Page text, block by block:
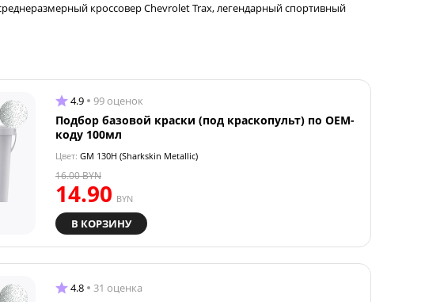
кроссовер Chevrolet Trax, легендарный спортивный
4.9 99 оценок
Подбор базовой краски (под краскопульт) по OEM-
коду 100мл
Цвет: GM 130H (Sharkskin Metallic)
14.90 BYN
16.00BYN
В КОРЗИНУ
4.8 31 оценка